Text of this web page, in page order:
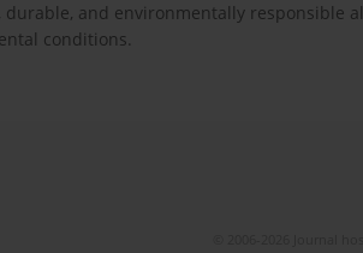
and environmentally responsible
conditions.